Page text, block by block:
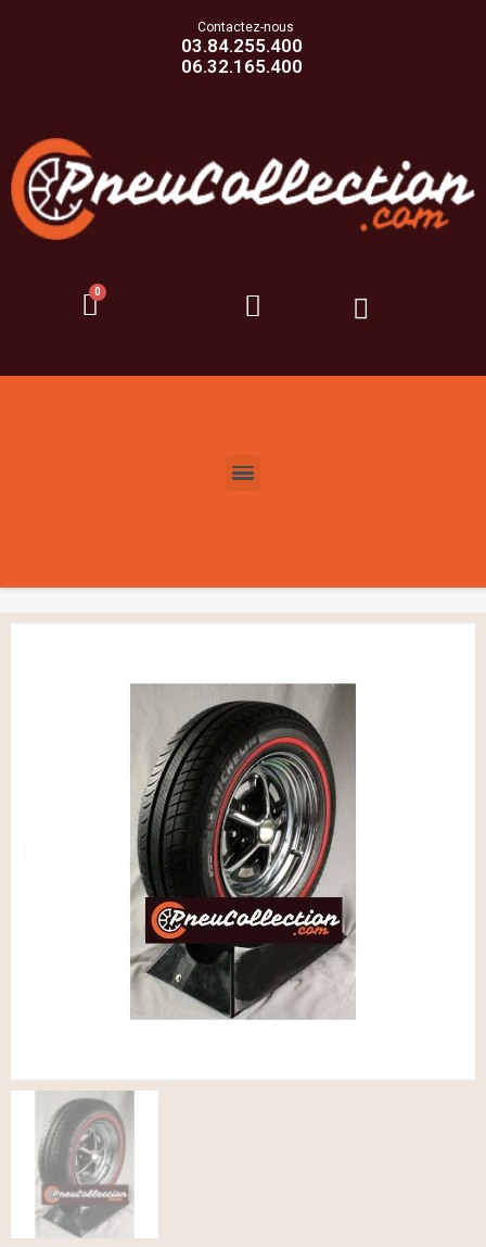
Contactez-nous
03.84.255.400
06.32.165.400